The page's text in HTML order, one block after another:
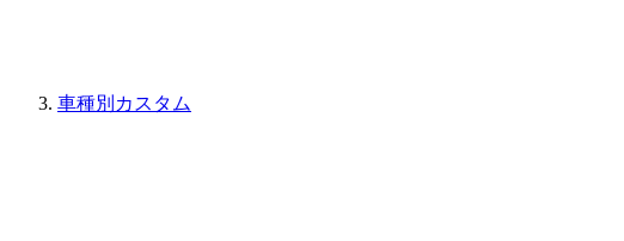
車種別カスタム